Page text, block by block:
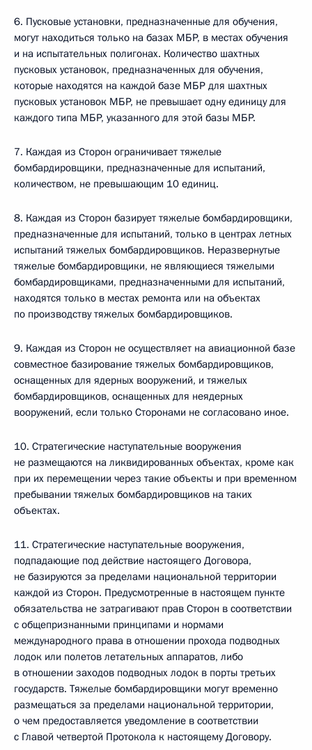
6. Пусковые установки, предназначенные для обучения,
могут находиться только на базах МБР, в местах обучения
и на испытательных полигонах. Количество шахтных
пусковых установок, предназначенных для обучения,
которые находятся на каждой базе МБР для шахтных
пусковых установок МБР, не превышает одну единицу для
каждого типа МБР, указанного для этой базы МБР.
7. Каждая из Сторон ограничивает тяжелые
бомбардировщики, предназначенные для испытаний,
количеством, не превышающим 10 единиц.
8. Каждая из Сторон базирует тяжелые бомбардировщики,
предназначенные для испытаний, только в центрах летных
испытаний тяжелых бомбардировщиков. Неразвернутые
тяжелые бомбардировщики, не являющиеся тяжелыми
бомбардировщиками, предназначенными для испытаний,
находятся только в местах ремонта или на объектах
по производству тяжелых бомбардировщиков.
9. Каждая из Сторон не осуществляет на авиационной базе
совместное базирование тяжелых бомбардировщиков,
оснащенных для ядерных вооружений, и тяжелых
бомбардировщиков, оснащенных для неядерных
вооружений, если только Сторонами не согласовано иное.
10. Стратегические наступательные вооружения
не размещаются на ликвидированных объектах, кроме как
при их перемещении через такие объекты и при временном
пребывании тяжелых бомбардировщиков на таких
объектах.
11. Стратегические наступательные вооружения,
подпадающие под действие настоящего Договора,
не базируются за пределами национальной территории
каждой из Сторон. Предусмотренные в настоящем пункте
обязательства не затрагивают прав Сторон в соответствии
с общепризнанными принципами и нормами
международного права в отношении прохода подводных
лодок или полетов летательных аппаратов, либо
в отношении заходов подводных лодок в порты третьих
государств. Тяжелые бомбардировщики могут временно
размещаться за пределами национальной территории,
о чем предоставляется уведомление в соответствии
с Главой четвертой Протокола к настоящему Договору.